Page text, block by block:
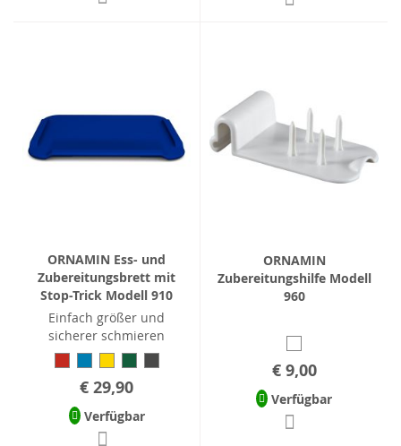
ORNAMIN Ess- und
Zubereitungsbrett mit
Stop-Trick Modell 910
Einfach größer und
sicherer schmieren
€ 29,90
Verfügbar
ORNAMIN
Zubereitungshilfe Modell
960
€ 9,00
Verfügbar